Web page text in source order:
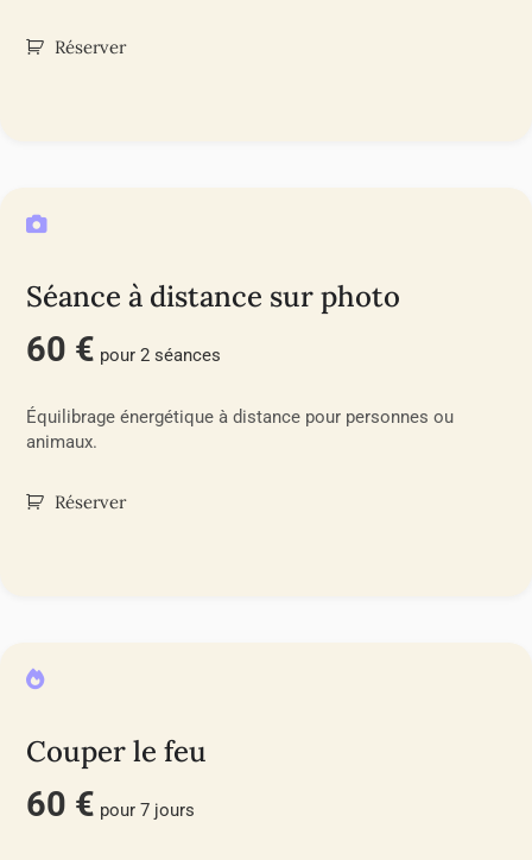
Réserver
Séance à distance sur photo
60 € pour 2 séances
Équilibrage énergétique à distance pour personnes ou
animaux.
Réserver
Couper le feu
60 € pour 7 jours